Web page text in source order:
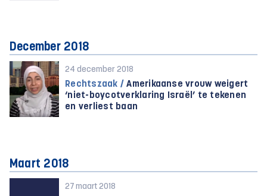
December 2018
24 december 2018
Rechtszaak / Amerikaanse vrouw weigert
‘niet-boycotverklaring Israël’ te tekenen
en verliest baan
Maart 2018
27 maart 2018